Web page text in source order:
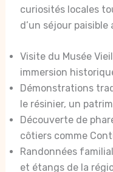
curiosités locales
d’un séjour
Visite du Musée
immersion
Démonstrations
le résinier, un
Découverte de
côtiers comme
Randonnées
et étangs de la